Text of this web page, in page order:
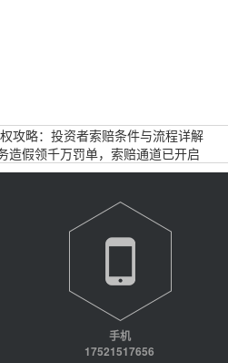
攻略：投资者索赔条件与流程详解
造假领千万罚单，索赔通道已开启
手机
17521517656